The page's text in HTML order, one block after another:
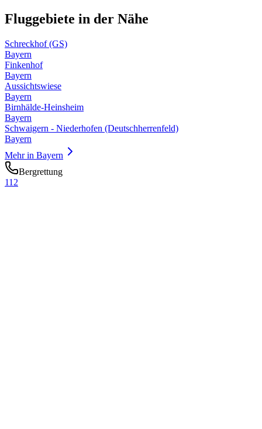
Fluggebiete in der Nähe
Schreckhof (GS)
Bayern
Finkenhof
Bayern
Aussichtswiese
Bayern
Birnhälde-Heinsheim
Bayern
Schwaigern - Niederhofen (Deutschherrenfeld)
Bayern
Mehr in Bayern
Bergrettung
112